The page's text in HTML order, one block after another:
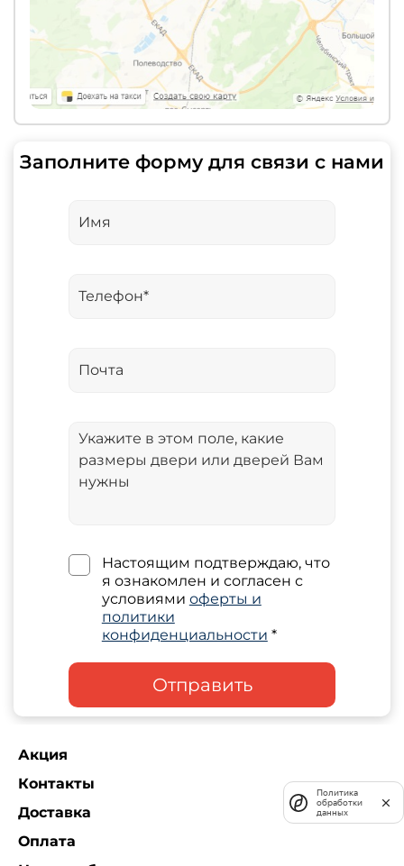
Заполните форму для связи с нами
Настоящим подтверждаю, что
я ознакомлен и согласен с
условиями оферты и
политики
конфиденциальности *
Отправить
Акция
Контакты
Доставка
Оплата
Политика
обработки
данных